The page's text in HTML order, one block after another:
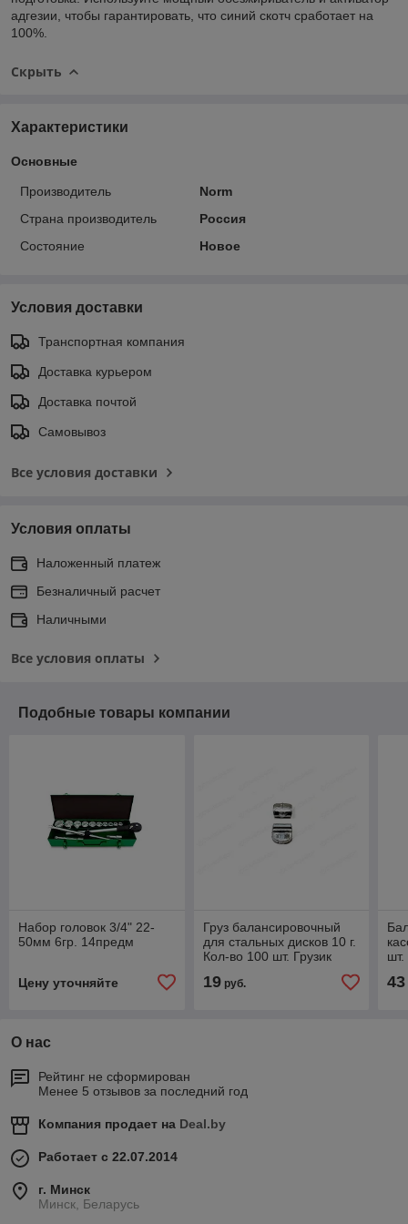
адгезии, чтобы гарантировать, что синий скотч сработает на
100%.
Скрыть
Характеристики
Основные
Производитель
Norm
Страна производитель
Россия
Состояние
Новое
Условия доставки
Транспортная компания
Доставка курьером
Доставка почтой
Самовывоз
Все условия доставки
Условия оплаты
Наложенный платеж
Безналичный расчет
Наличными
Все условия оплаты
Подобные товары компании
Набор головок 3/4" 22-
50мм 6гр. 14предм
Цену уточняйте
Груз балансировочный
для стальных дисков 10 г.
Кол-во 100 шт. Грузик
19руб.
шт.
43
О нас
Рейтинг не сформирован
Менее 5 отзывов за последний год
Компания продает на Deal.by
Работает с 22.07.2014
г. Минск
Минск, Беларусь